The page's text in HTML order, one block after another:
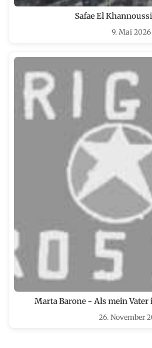
Safae El
9. Mai 2026
Marta Barone - Als mein
26. November